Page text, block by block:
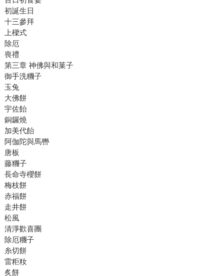
初誕生日
十三參拜
上樑式
除厄
喪禮
第三章 神佛與和菓子
御手洗糰子
玉兔
大佛餅
宇佐飴
銅鑼燒
加美代飴
阿伽陀與馬轡
唐板
藤糰子
長命寺櫻餅
梅枝餅
赤福餅
走井餅
松風
清淨歡喜團
除厄糰子
糸切餅
雷粔籹
炙餅